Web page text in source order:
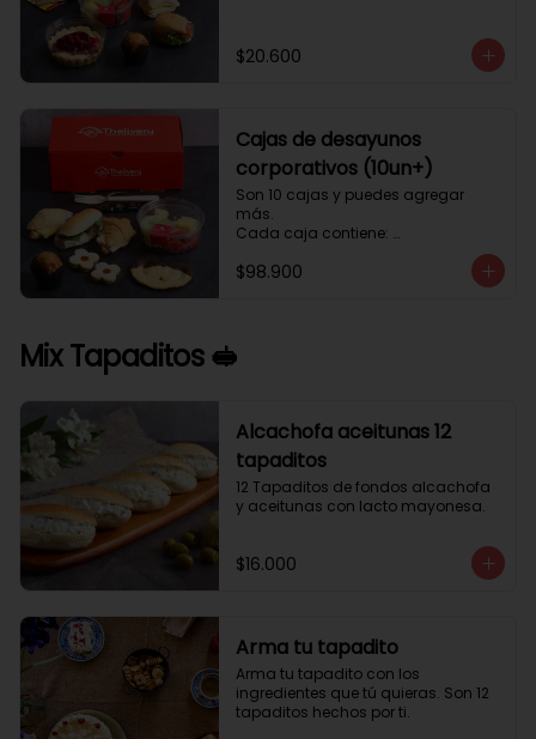
1 mini muffin
1 cheesecake
$20.600
Cajas de desayunos
corporativos (10un+)
Son 10 cajas y puedes agregar
más.
Cada caja contiene:
2 mini croissant jamón queso.
1 mini muffin.
Estos desayunos no los vendemos
por unidad, desde 10 cajas.
$98.900
Mix Tapaditos 🥪
Alcachofa aceitunas 12
tapaditos
12 Tapaditos de fondos alcachofa
y aceitunas con lacto mayonesa.
$16.000
Arma tu tapadito
Arma tu tapadito con los
ingredientes que tú quieras. Son 12
tapaditos hechos por ti.